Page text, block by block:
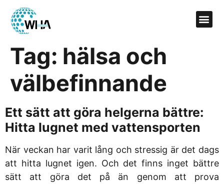
Tag: hälsa och
välbefinnande
Ett sätt att göra helgerna bättre:
Hitta lugnet med vattensporten
När veckan har varit lång och stressig är det dags
att hitta lugnet igen. Och det finns inget bättre
sätt att göra det på än genom att prova